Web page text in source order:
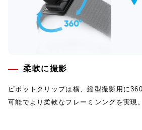
柔軟に撮影
ピボットクリップは横、縦型撮影用に
可能でより柔軟なフレーミンングを実現。